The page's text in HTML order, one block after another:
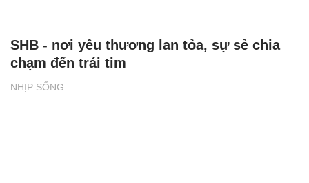
NHỊP SỐNG
SHB - nơi yêu thương lan tỏa, sự sẻ chia
chạm đến trái tim